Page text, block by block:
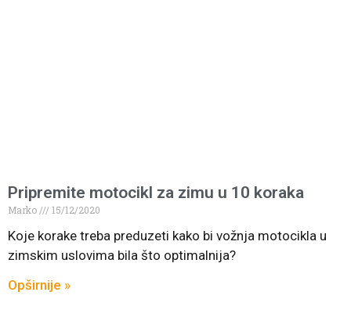
Pripremite motocikl za zimu u 10 koraka
Marko 15/12/2020
Koje korake treba preduzeti kako bi vožnja motocikla u
zimskim uslovima bila što optimalnija?
Opširnije »